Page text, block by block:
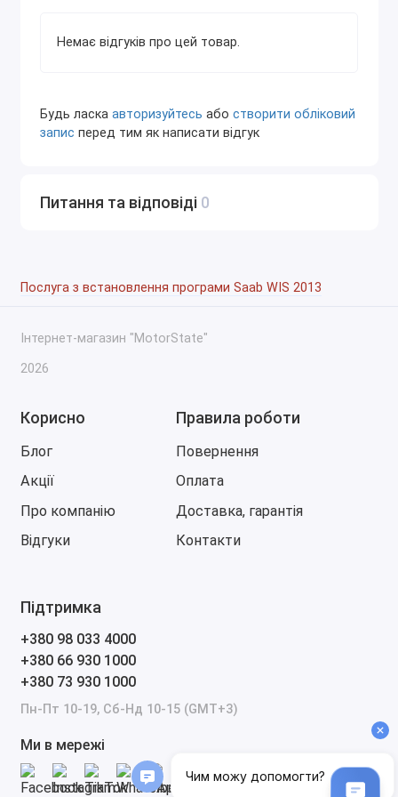
ПЗ буде встановлено на ваш комп'ютер. Для
Немає відгуків про цей товар.
Будь ласка авторизуйтесь або створити обліковий
запис перед тим як написати відгук
Питання та відповіді 0
Послуга з встановлення програми Saab WIS 2013
Інтернет-магазин "MotorState"
2026
Корисно
Блог
Акції
Про компанію
Відгуки
Правила роботи
Повернення
Оплата
Доставка, гарантія
Контакти
Підтримка
+380 98 033 4000
+380 66 930 1000
+380 73 930 1000
Пн-Пт 10-19, Сб-Нд 10-15 (GMT+3)
Ми в мережі